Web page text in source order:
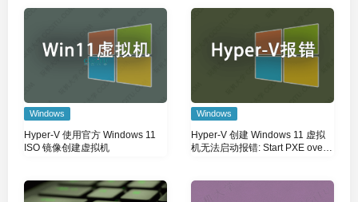
Windows
Hyper-V 使用官方 Windows 11
ISO 镜像创建虚拟机
Windows
Hyper-V 创建 Windows 11 虚拟
机无法启动报错: Start PXE over